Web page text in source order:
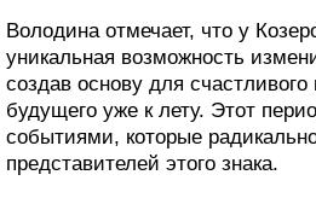
Володина отмечает, что у
уникальная возможность
создав основу для счастливого
будущего уже к лету. Этот
событиями, которые
представителей этого знака.